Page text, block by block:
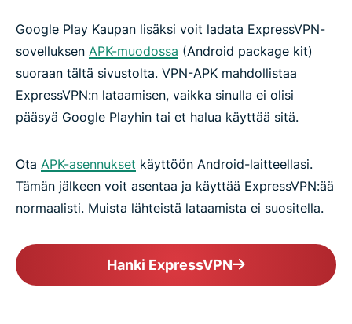
Google Play Kaupan lisäksi voit ladata ExpressVPN-
sovelluksen APK-muodossa (Android package kit)
suoraan tältä sivustolta. VPN-APK mahdollistaa
ExpressVPN:n lataamisen, vaikka sinulla ei olisi
pääsyä Google Playhin tai et halua käyttää sitä.
Ota APK-asennukset käyttöön Android-laitteellasi.
Tämän jälkeen voit asentaa ja käyttää ExpressVPN:ää
normaalisti. Muista lähteistä lataamista ei suositella.
Hanki ExpressVPN